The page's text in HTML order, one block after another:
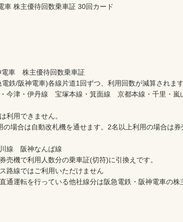
車 株主優待回数乗車証 30回カード
車　株主優待回数乗車証
鉄/阪神電車)各線片道1回ずつ、利用回数が減算されます
今津・伊丹線　宝塚本線・箕面線　京都本線・千里・嵐
利用できません。
の場合は自動改札機を通せます。2名以上利用の場合は
線　阪神なんば線
売機で利用人数分の乗車証(切符)に引換えです。
路線ではご利用いただけません
通運転を行っている他社線分は阪急電鉄・阪神電車の株